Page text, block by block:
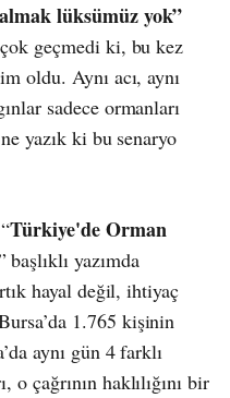
lüksümüz yok”
geçmedi ki, bu kez
oldu. Aynı acı, aynı
sadece ormanları
yazık ki bu senaryo
Türkiye'de Orman
başlıklı yazımda
hayal değil, ihtiyaç
1.765 kişinin
aynı gün 4 farklı
o çağrının haklılığını bir